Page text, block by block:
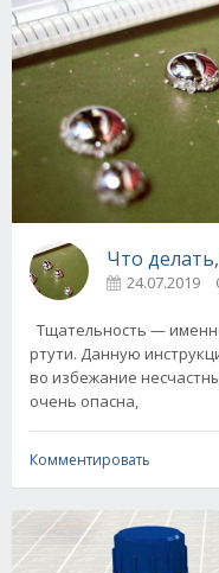
Что
24.07.2019
Тщательность —
ртути. Данную
во избежание несчастных случаев. Не
очень опасна,
Комментировать